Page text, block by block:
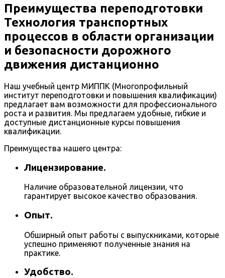
Преимущества переподготовки
Технология транспортных
процессов в области организации
и безопасности дорожного
движения дистанционно
Наш учебный центр МИППК (Многопрофильный
институт переподготовки и повышения квалификации)
предлагает вам возможности для профессионального
роста и развития. Мы предлагаем удобные, гибкие и
доступные дистанционные курсы повышения
квалификации.
Преимущества нашего центра:
Лицензирование.
Наличие образовательной лицензии, что
гарантирует высокое качество образования.
Опыт.
Обширный опыт работы с выпускниками, которые
успешно применяют полученные знания на
практике.
Удобство.